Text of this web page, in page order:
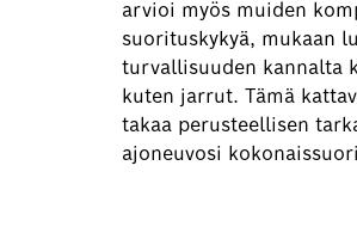
arvioi myös muiden
suorituskykyä, mukaan
turvallisuuden kannalta
kuten jarrut. Tämä
takaa perusteellisen
ajoneuvosi